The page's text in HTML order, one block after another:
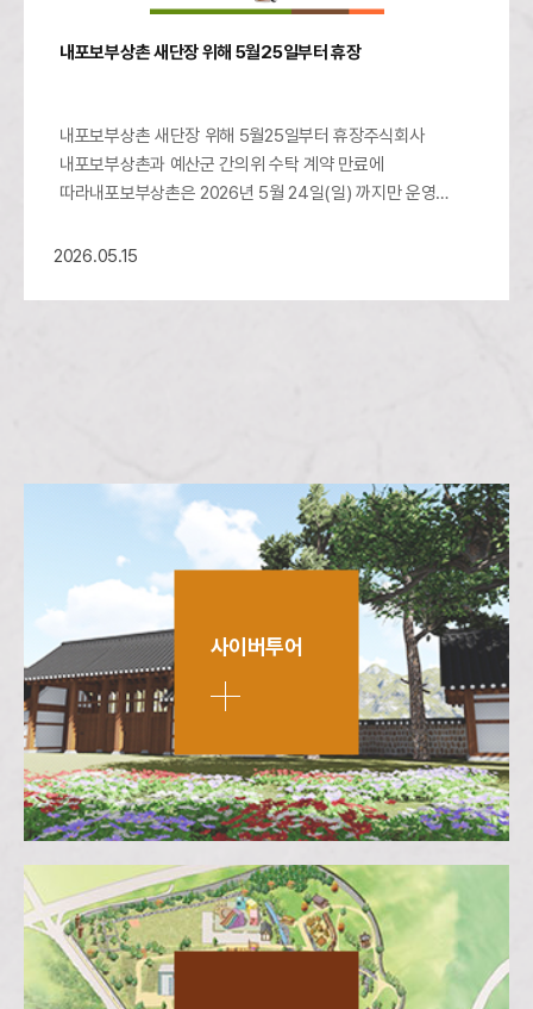
내포보부상촌 새단장 위해 5월25일부터 휴장
내포보부상촌 새단장 위해 5월25일부터 휴장주식회사
내포보부상촌과 예산군 간의위 수탁 계약 만료에
따라내포보부상촌은 2026년 5월 24일(일) 까지만 운영
2026.05.15
사이버투어